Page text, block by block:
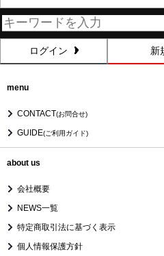
ログイン 新
menu
CONTACT(お問合せ)
GUIDE(ご利用ガイド)
about us
会社概要
NEWS一覧
特定商取引法に基づく表示
個人情報保護方針